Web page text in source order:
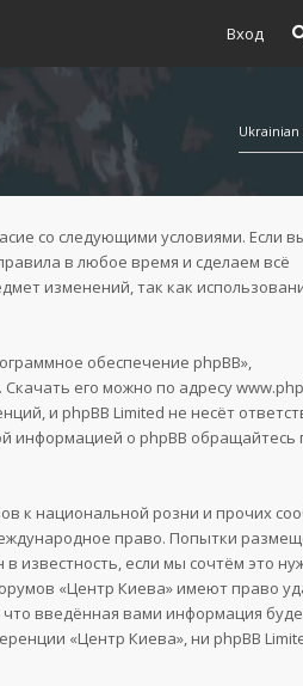
Вход
Ukrainian
со следующими условиями. Если
в любое время и сделаем всё
изменений, так как
обеспечение phpBB»,
Скачать его можно по адресу
и phpBB Limited не несёт
информацией о phpBB обращайтесь
к национальной розни и прочих
право. Попытки
известность, если мы сочтём это
«Центр Киева» имеют право
введённая вами информация
«Центр Киева», ни phpBB